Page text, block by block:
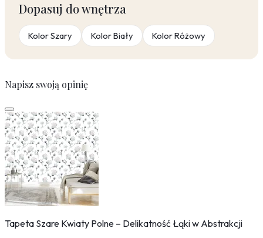
Dopasuj do wnętrza
Kolor Szary Kolor Biały Kolor Różowy
Napisz swoją opinię
Tapeta Szare Kwiaty Polne – Delikatność Łąki w Abstrakcji